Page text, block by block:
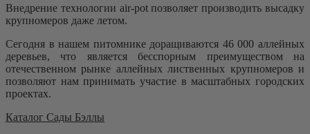
Внедрение технологии air-pot позволяет производить высадку
крупномеров даже летом.
Сегодня в нашем питомнике доращиваются 46 000 аллейных
деревьев, что является бесспорным преимуществом на
отечественном рынке аллейных лиственных крупномеров и
позволяют нам принимать участие в масштабных городских
проектах.
Каталог Сады Бэллы